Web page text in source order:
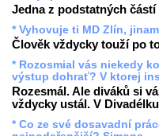
Jedna z podstatných částí
* Vyhovuje ti MD Zlín,
Člověk vždycky touží po
* Rozosmial vás niekedy
výstup dohrať? V ktorej
Rozesmál. Ale diváků si
vždycky ustál. V
* Co ze své dosavadní